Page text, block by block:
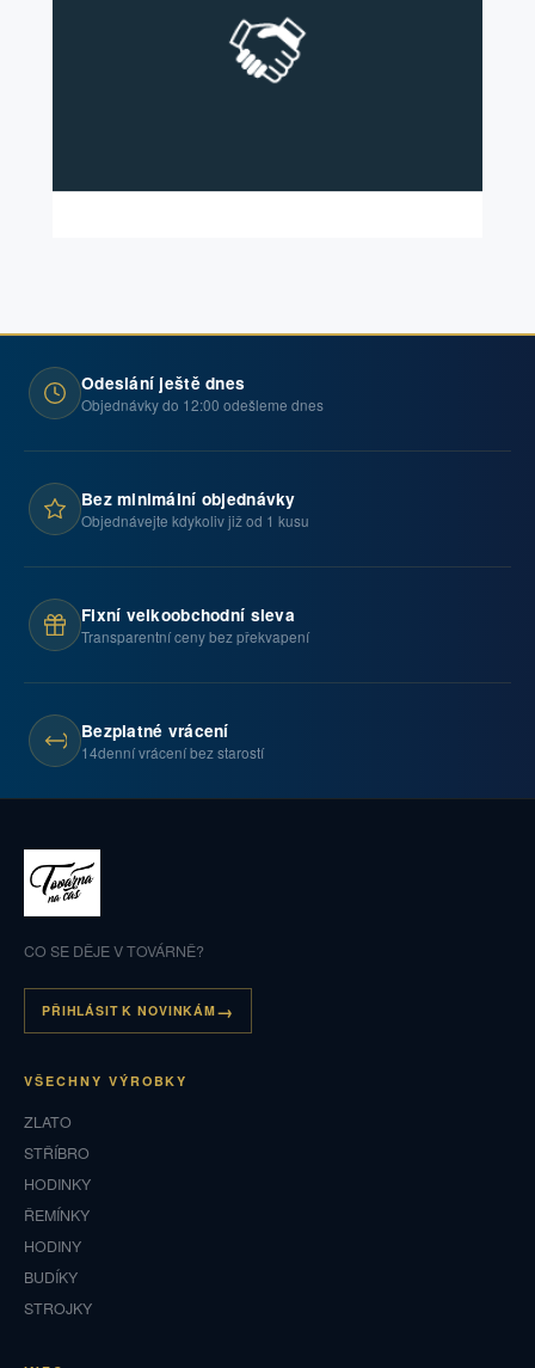
Odeslání ještě dnes
Objednávky do 12:00 odešleme dnes
Bez minimální objednávky
Objednávejte kdykoliv již od 1 kusu
Fixní velkoobchodní sleva
Transparentní ceny bez překvapení
Bezplatné vrácení
14denní vrácení bez starostí
CO SE DĚJE V TOVÁRNĚ?
PŘIHLÁSIT K NOVINKÁM
VŠECHNY VÝROBKY
ZLATO
STŘÍBRO
HODINKY
ŘEMÍNKY
HODINY
BUDÍKY
STROJKY